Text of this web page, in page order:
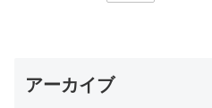
アーカイブ